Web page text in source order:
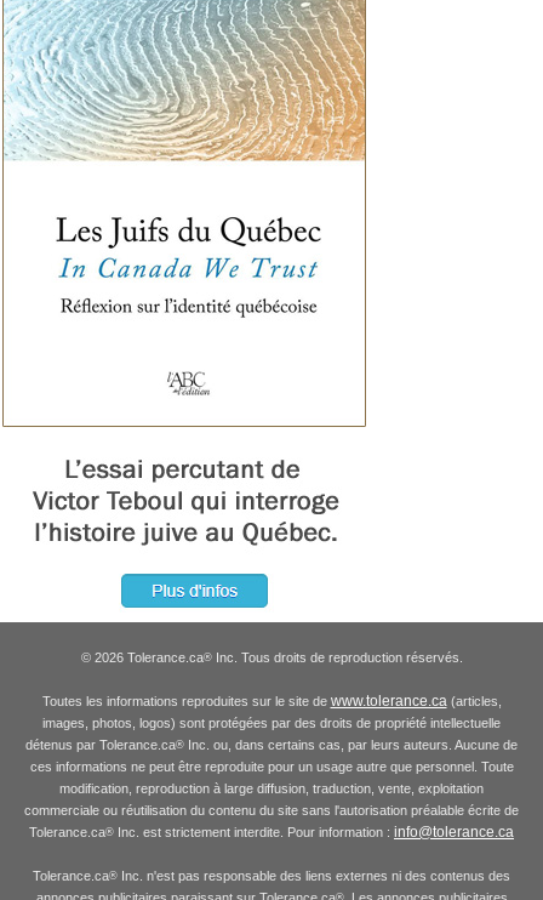
© 2026 Tolerance.ca®Inc. Tous droits de reproduction réservés.
Toutes les informations reproduites sur le site de www.tolerance.ca(articles,
images, photos, logos) sont protégées par des droits de propriété intellectuelle
détenus par Tolerance.ca® Inc. ou, dans certains cas, par leurs auteurs. Aucune de
ces informations ne peut être reproduite pour un usage autre que personnel. Toute
modification, reproduction à large diffusion, traduction, vente, exploitation
commerciale ou réutilisation du contenu du site sans l'autorisation préalable écrite de
Tolerance.ca® Inc. est strictement interdite. Pour information : info@tolerance.ca
Tolerance.ca® Inc. n'est pas responsable des liens externes ni des contenus des